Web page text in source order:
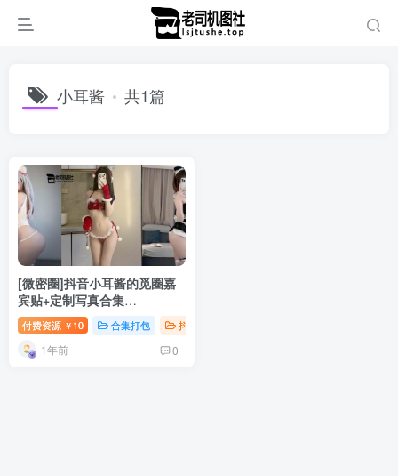
小耳酱 共1篇
[微密圈]抖音小耳酱的觅圈嘉
宾贴+定制写真合集
[610P+42V]
付费资源 ￥ 10 合集打包 抖音微密
1年前 0